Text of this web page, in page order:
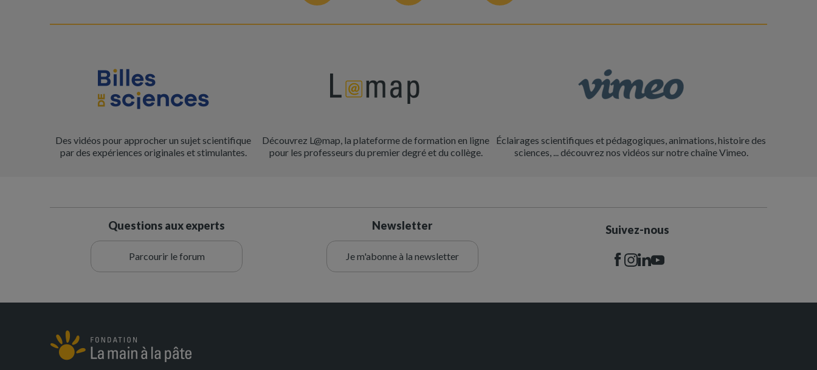
Des vidéos pour approcher un sujet scientifique
par des expériences originales et stimulantes.
Découvrez L@map, la plateforme de formation en ligne
pour les professeurs du premier degré et du collège.
Éclairages scientifiques et pédagogiques, animations, histoire des
sciences, ... découvrez nos vidéos sur notre chaîne Vimeo.
Questions aux experts
Parcourir le forum
Newsletter
Je m'abonne à la newsletter
Suivez-nous